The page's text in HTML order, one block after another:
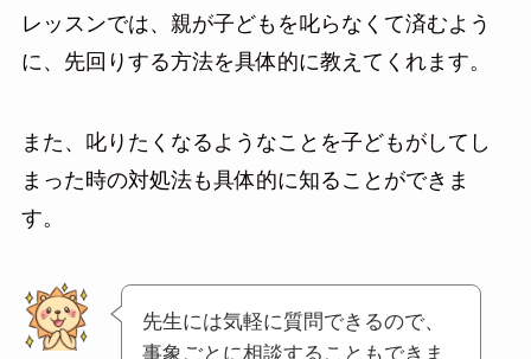
レッスンでは、親が子どもを叱らなくて済むよう
に、先回りする方法を具体的に教えてくれます。
また、叱りたくなるようなことを子どもがしてし
まった時の対処法も具体的に知ることができま
す。
先生には気軽に質問できるので、
事象ごとに相談することもできま